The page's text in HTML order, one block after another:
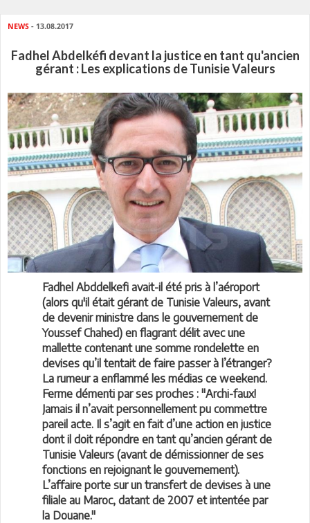
NEWS - 13.08.2017
Fadhel Abdelkéfi devant la justice en tant qu'ancien
gérant : Les explications de Tunisie Valeurs
Fadhel Abddelkefi avait-il été pris à l’aéroport
(alors qu'il était gérant de Tunisie Valeurs, avant
de devenir ministre dans le gouvernement de
Youssef Chahed) en flagrant délit avec une
mallette contenant une somme rondelette en
devises qu’il tentait de faire passer à l’étranger?
La rumeur a enflammé les médias ce weekend.
Ferme démenti par ses proches : "Archi-faux!
Jamais il n’avait personnellement pu commettre
pareil acte. Il s’agit en fait d’une action en justice
dont il doit répondre en tant qu’ancien gérant de
Tunisie Valeurs (avant de démissionner de ses
fonctions en rejoignant le gouvernement).
L’affaire porte sur un transfert de devises à une
filiale au Maroc, datant de 2007 et intentée par
la Douane."